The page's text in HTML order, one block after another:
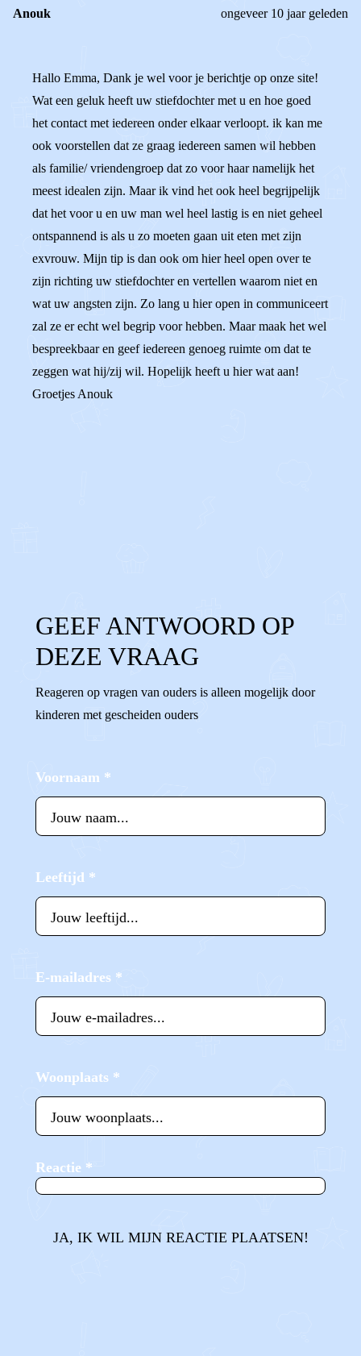
Anouk ongeveer 10 jaar geleden
Hallo Emma, Dank je wel voor je berichtje op onze site!
Wat een geluk heeft uw stiefdochter met u en hoe goed
het contact met iedereen onder elkaar verloopt. ik kan me
ook voorstellen dat ze graag iedereen samen wil hebben
als familie/ vriendengroep dat zo voor haar namelijk het
meest idealen zijn. Maar ik vind het ook heel begrijpelijk
dat het voor u en uw man wel heel lastig is en niet geheel
ontspannend is als u zo moeten gaan uit eten met zijn
exvrouw. Mijn tip is dan ook om hier heel open over te
zijn richting uw stiefdochter en vertellen waarom niet en
wat uw angsten zijn. Zo lang u hier open in communiceert
zal ze er echt wel begrip voor hebben. Maar maak het wel
bespreekbaar en geef iedereen genoeg ruimte om dat te
zeggen wat hij/zij wil. Hopelijk heeft u hier wat aan!
Groetjes Anouk
GEEF ANTWOORD OP
DEZE VRAAG
Reageren op vragen van ouders is alleen mogelijk door
kinderen met gescheiden ouders
Voornaam *
Leeftijd *
E-mailadres *
Woonplaats *
Reactie *
JA, IK WIL MIJN REACTIE PLAATSEN!